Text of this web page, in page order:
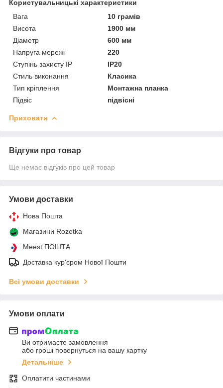
Користувальницькі характеристики
Вага
10 грамів
Висота
1900 мм
Діаметр
600 мм
Напруга мережі
220
Ступінь захисту IP
IP20
Стиль виконання
Класика
Тип кріплення
Монтажна планка
Підвіс
підвісні
Приховати
Відгуки про товар
Ще немає відгуків про цей товар
Умови доставки
Нова Пошта
Магазини Rozetka
Meest ПОШТА
Доставка кур'єром Нової Пошти
Всі умови доставки
Умови оплати
Ви отримаєте замовлення
або гроші повернуться на вашу картку
Детальніше
Оплатити частинами